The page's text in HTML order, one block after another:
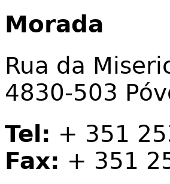
Morada
Rua da
4830-503
Tel: + 351
Fax: + 351